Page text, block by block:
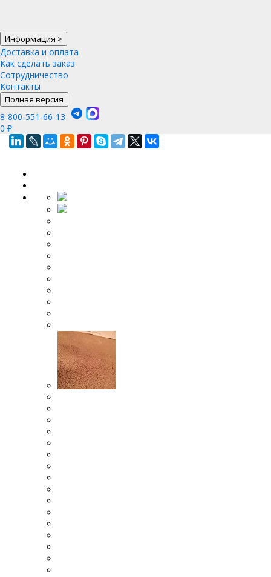
Информация >
Доставка и оплата
Как сделать заказ
Сотрудничество
Контакты
Полная версия
8-800-551-66-13
0 ₽